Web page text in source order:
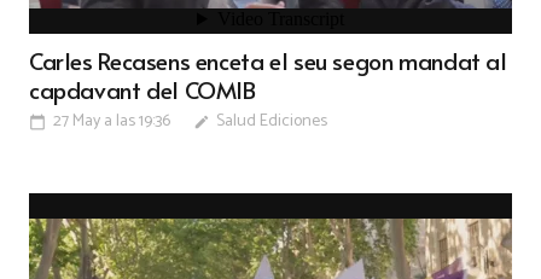
Carles Recasens enceta el seu segon mandat al
capdavant del COMIB
calendar_today 27 May a las 19:36 edit Salud Ediciones